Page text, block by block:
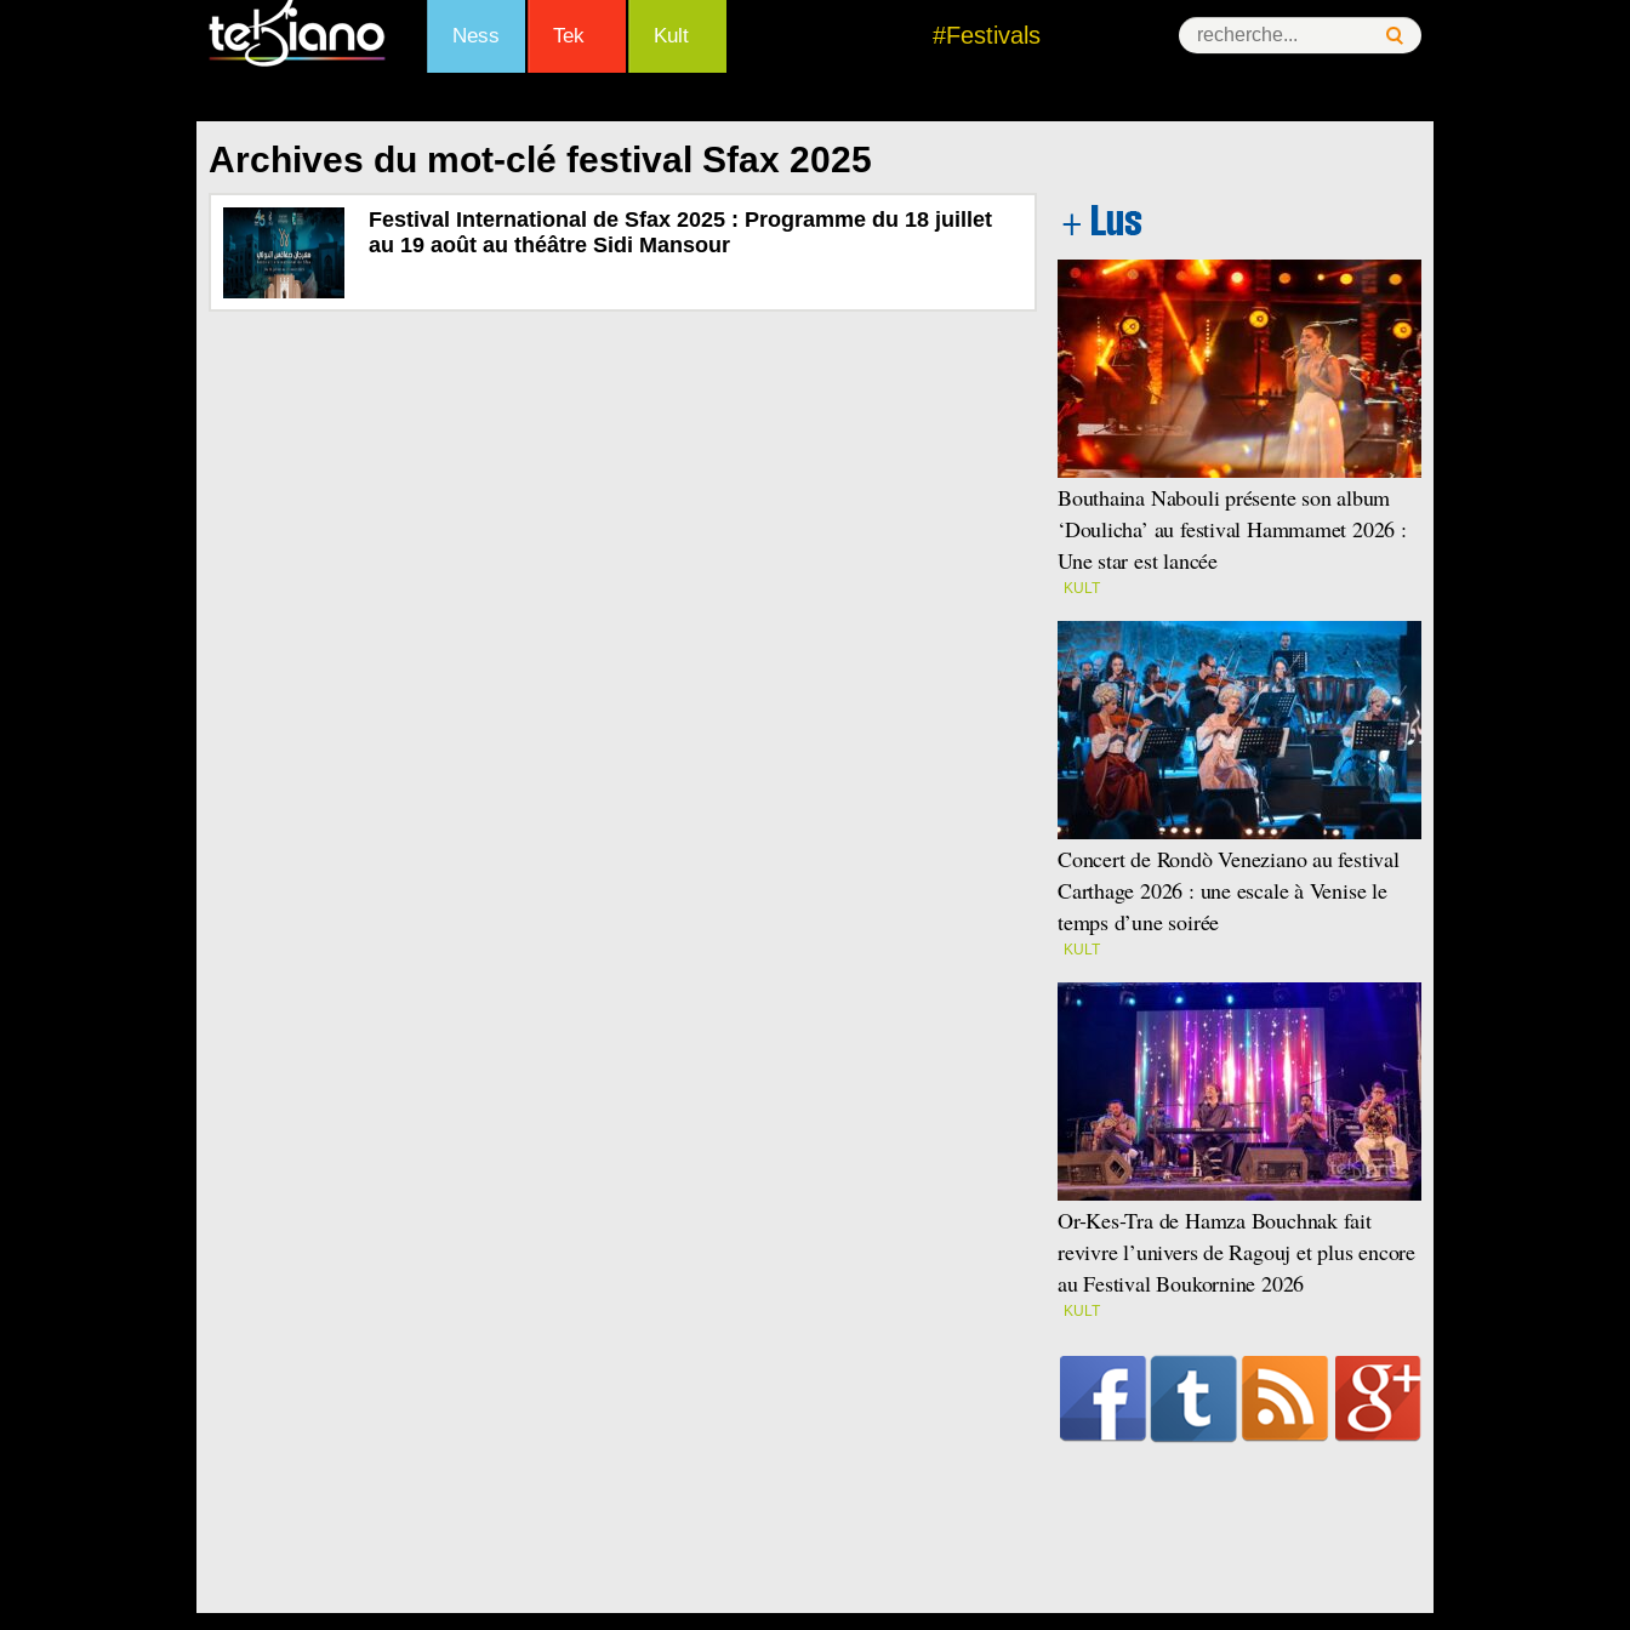
Ness Tek Kult #Festivals
Archives du mot-clé festival Sfax 2025
Festival International de Sfax 2025 : Programme du 18 juillet
au 19 août au théâtre Sidi Mansour
Bouthaina Nabouli présente son album
‘Doulicha’ au festival Hammamet 2026 :
Une star est lancée
KULT
Concert de Rondò Veneziano au festival
Carthage 2026 : une escale à Venise le
temps d’une soirée
KULT
Or-Kes-Tra de Hamza Bouchnak fait
revivre l’univers de Ragouj et plus encore
au Festival Boukornine 2026
KULT